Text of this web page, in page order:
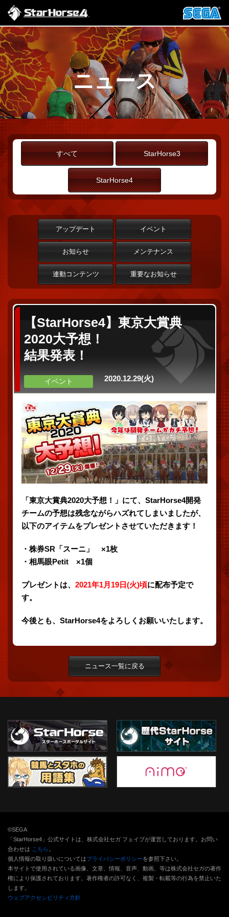
ニュース
すべて StarHorse3
StarHorse4
アップデート イベント
お知らせ メンテナンス
連動コンテンツ 重要なお知らせ
【StarHorse4】東京大賞典
2020大予想！
結果発表！
イベント 2020.12.29(火)
「東京大賞典2020大予想！」にて、StarHorse4開発
チームの予想は残念ながらハズれてしまいましたが、
以下のアイテムをプレゼントさせていただきます！
・株券SR「スーニ」 ×1枚
・相馬眼Petit ×1個
プレゼントは、 2021年1月19日(火)頃に配布予定で
す。
今後とも、StarHorse4をよろしくお願いいたします。
ニュース一覧に戻る
©SEGA
「StarHorse4」公式サイトは、株式会社セガ フェイブが運営しております。お問い
合わせは こちら
個人情報の取り扱いについてはプライバシーポリシーを参照下さい。
本サイトで使用されている画像、文章、情報、音声、動画、等は株式会社セガの著作
権により保護されております。 著作権者の許可なく、複製・転載等の行為を禁止いた
します。
ウェブアクセシビリティ方針